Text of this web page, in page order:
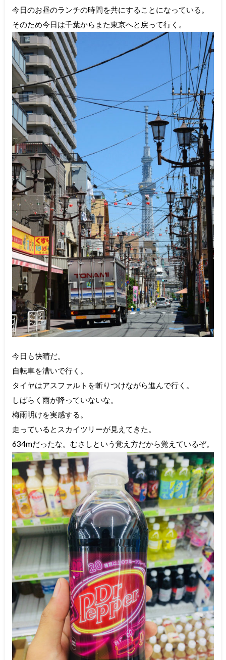
今日のお昼のランチの時間を共にすることになっている。
そのため今日は千葉からまた東京へと戻って行く。
今日も快晴だ。
自転車を漕いで行く。
タイヤはアスファルトを斬りつけながら進んで行く。
しばらく雨が降っていないな。
梅雨明けを実感する。
走っているとスカイツリーが見えてきた。
634mだったな。むさしという覚え方だから覚えているぞ。